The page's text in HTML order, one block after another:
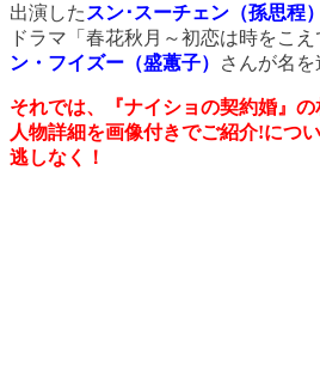
出演した スン･スーチェン（孫思程）
ドラマ「春花秋月～初恋は時をこ
ン ・フイズー（盛蕙子） さんが名を
それでは、『ナイショの契約婚』
人物詳細を画像付きでご紹介!につ
逃しなく！